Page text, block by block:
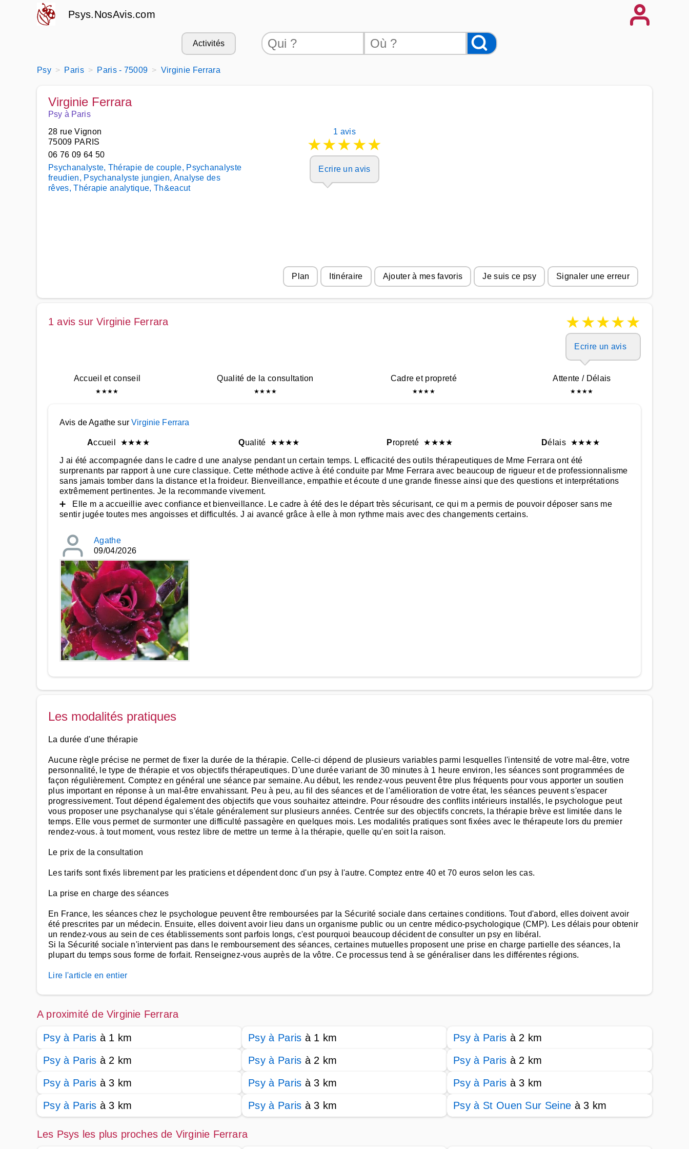
Psys.NosAvis.com
Activités
Psy Paris Paris - 75009 Virginie Ferrara
Virginie Ferrara
Psy à Paris
28 rue Vignon
75009 PARIS
06 76 09 64 50
Psychanalyste, Thérapie de couple, Psychanalyste
freudien, Psychanalyste jungien, Analyse des
rêves, Thérapie analytique, Th&eacut
1 avis
★★★★★
Ecrire un avis
Plan Itinéraire Ajouter à mes favoris Je suis ce psy Signaler une erreur
1 avis sur Virginie Ferrara ★★★★★
Ecrire un avis
Accueil et conseil
★ ★★★
Qualité de la consultation
★★ ★★
Cadre et propreté
★★★ ★
Attente / Délais
★ ★★★
Avis de Agathe surVirginie Ferrara
Accueil ★★★★ Qualité ★★★★ Propreté ★★★★ Délais ★★★★
J ai été accompagnée dans le cadre d une analyse pendant un certain temps. L efficacité des outils thérapeutiques de Mme Ferrara ont été
surprenants par rapport à une cure classique. Cette méthode active à été conduite par Mme Ferrara avec beaucoup de rigueur et de professionnalisme
sans jamais tomber dans la distance et la froideur. Bienveillance, empathie et écoute d une grande finesse ainsi que des questions et interprétations
extrêmement pertinentes. Je la recommande vivement.
➕ Elle m a accueillie avec confiance et bienveillance. Le cadre à été des le départ très sécurisant, ce qui m a permis de pouvoir déposer sans me
sentir jugée toutes mes angoisses et difficultés. J ai avancé grâce à elle à mon rythme mais avec des changements certains.
Agathe
09/04/2026
Les modalités pratiques
La durée d'une thérapie
Aucune règle précise ne permet de fixer la durée de la thérapie. Celle-ci dépend de plusieurs variables parmi lesquelles l'intensité de votre mal-être, votre
personnalité, le type de thérapie et vos objectifs thérapeutiques. D'une durée variant de 30 minutes à 1 heure environ, les séances sont programmées de
façon régulièrement. Comptez en général une séance par semaine. Au début, les rendez-vous peuvent être plus fréquents pour vous apporter un soutien
plus important en réponse à un mal-être envahissant. Peu à peu, au fil des séances et de l'amélioration de votre état, les séances peuvent s'espacer
progressivement. Tout dépend également des objectifs que vous souhaitez atteindre. Pour résoudre des conflits intérieurs installés, le psychologue peut
vous proposer une psychanalyse qui s'étale généralement sur plusieurs années. Centrée sur des objectifs concrets, la thérapie brève est limitée dans le
temps. Elle vous permet de surmonter une difficulté passagère en quelques mois. Les modalités pratiques sont fixées avec le thérapeute lors du premier
rendez-vous. à tout moment, vous restez libre de mettre un terme à la thérapie, quelle qu'en soit la raison.
Le prix de la consultation
Les tarifs sont fixés librement par les praticiens et dépendent donc d'un psy à l'autre. Comptez entre 40 et 70 euros selon les cas.
La prise en charge des séances
En France, les séances chez le psychologue peuvent être remboursées par la Sécurité sociale dans certaines conditions. Tout d'abord, elles doivent avoir
été prescrites par un médecin. Ensuite, elles doivent avoir lieu dans un organisme public ou un centre médico-psychologique (CMP). Les délais pour obtenir
un rendez-vous au sein de ces établissements sont parfois longs, c'est pourquoi beaucoup décident de consulter un psy en libéral.
Si la Sécurité sociale n'intervient pas dans le remboursement des séances, certaines mutuelles proposent une prise en charge partielle des séances, la
plupart du temps sous forme de forfait. Renseignez-vous auprès de la vôtre. Ce processus tend à se généraliser dans les différentes régions.
Lire l'article en entier
A proximité de Virginie Ferrara
Psy à Paris à 1 km Psy à Paris à 1 km Psy à Paris à 2 km
Psy à Paris à 2 km Psy à Paris à 2 km Psy à Paris à 2 km
Psy à Paris à 3 km Psy à Paris à 3 km Psy à Paris à 3 km
Psy à Paris à 3 km Psy à Paris à 3 km Psy à St Ouen Sur Seine à 3 km
Les Psys les plus proches de Virginie Ferrara